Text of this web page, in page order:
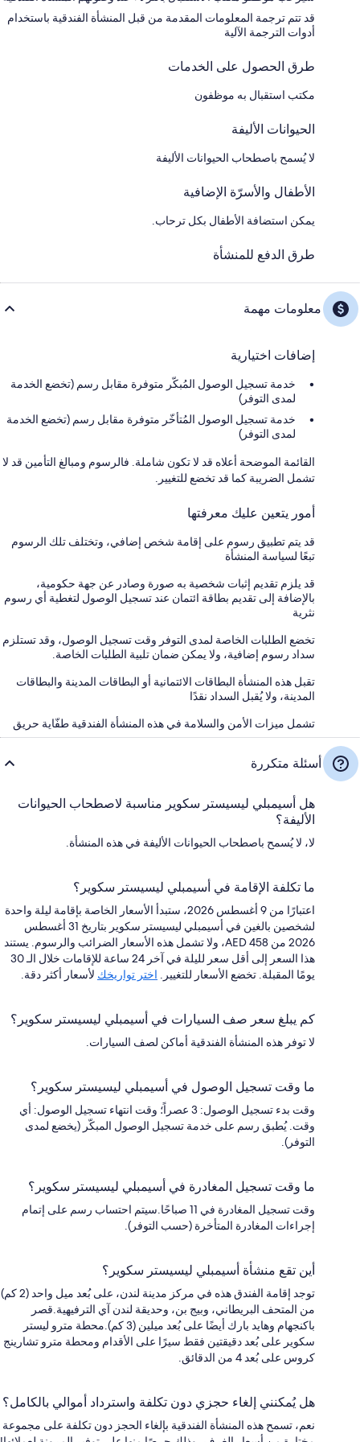
قد تتم ترجمة المعلومات المقدمة من قبل المنشأة الفندقية باستخدام
أدوات الترجمة الآلية
طرق الحصول على الخدمات
مكتب استقبال به موظفون
الحيوانات الأليفة
لا يُسمح باصطحاب الحيوانات الأليفة
الأطفال والأسرّة الإضافية
يمكن استضافة الأطفال بكل ترحاب.
طرق الدفع للمنشأة
معلومات مهمة
إضافات اختيارية
خدمة تسجيل الوصول المُبكّر متوفرة مقابل رسم (تخضع الخدمة
لمدى التوفر)
خدمة تسجيل الوصول المُتأخّر متوفرة مقابل رسم (تخضع الخدمة
لمدى التوفر)
القائمة الموضحة أعلاه قد لا تكون شاملة. فالرسوم ومبالغ التأمين قد لا
تشمل الضريبة كما قد تخضع للتغيير.
أمور يتعين عليك معرفتها
قد يتم تطبيق رسوم على إقامة شخص إضافي، وتختلف تلك الرسوم
تبعًا لسياسة المنشأة
قد يلزم تقديم إثبات شخصية به صورة وصادر عن جهة حكومية،
بالإضافة إلى تقديم بطاقة ائتمان عند تسجيل الوصول لتغطية أي رسوم
نثرية
تخضع الطلبات الخاصة لمدى التوفر وقت تسجيل الوصول، وقد تستلزم
سداد رسوم إضافية، ولا يمكن ضمان تلبية الطلبات الخاصة.
تقبل هذه المنشأة البطاقات الائتمانية أو البطاقات المدينة والبطاقات
المدينة، ولا يُقبل السداد نقدًا
تشمل ميزات الأمن والسلامة في هذه المنشأة الفندقية طفّاية حريق
أسئلة متكررة
هل أسيمبلي ليسيستر سكوير مناسبة لاصطحاب الحيوانات
الأليفة؟
لا، لا يُسمح باصطحاب الحيوانات الأليفة في هذه المنشأة.
ما تكلفة الإقامة في أسيمبلي ليسيستر سكوير؟
اعتبارًا من 9 أغسطس 2026، ستبدأ الأسعار الخاصة بإقامة ليلة واحدة
لشخصين بالغين في أسيمبلي ليسيستر سكوير بتاريخ 31 أغسطس
2026 من AED 458، ولا تشمل هذه الأسعار الضرائب والرسوم. يستند
هذا السعر إلى أقل سعر لليلة في آخر 24 ساعة للإقامات خلال الـ 30
يومًا المقبلة. تخضع الأسعار للتغيير. اختر تواريخك لأسعار أكثر دقة.
كم يبلغ سعر صف السيارات في أسيمبلي ليسيستر سكوير؟
لا توفر هذه المنشأة الفندقية أماكن لصف السيارات.
ما وقت تسجيل الوصول في أسيمبلي ليسيستر سكوير؟
وقت بدء تسجيل الوصول: 3 عصراً؛ وقت انتهاء تسجيل الوصول: أي
وقت. يُطبق رسم على خدمة تسجيل الوصول المبكّر (يخضع لمدى
التوفر).
ما وقت تسجيل المغادرة في أسيمبلي ليسيستر سكوير؟
وقت تسجيل المغادرة في 11 صباحًا.سيتم احتساب رسم على إتمام
إجراءات المغادرة المتأخرة (حسب التوفر).
أين تقع منشأة أسيمبلي ليسيستر سكوير؟
توجد إقامة الفندق هذه في مركز مدينة لندن، على بُعد ميل واحد (2 كم)
من المتحف البريطاني، وبيج بن، وحديقة لندن آي الترفيهية.قصر
باكنجهام وهايد بارك أيضًا على بُعد ميلين (3 كم).محطة مترو ليستر
سكوير على بُعد دقيقتين فقط سيرًا على الأقدام ومحطة مترو تشارينج
كروس على بُعد 4 من الدقائق.
هل يُمكنني إلغاء حجزي دون تكلفة واسترداد أموالي بالكامل؟
نعم، تسمح هذه المنشأة الفندقية بإلغاء الحجز دون تكلفة على مجموعة